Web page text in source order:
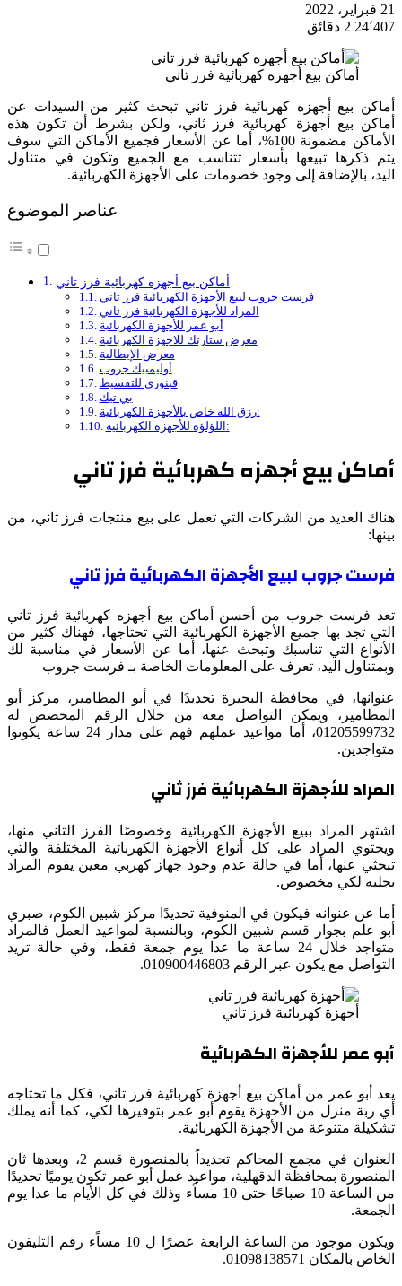
21 فبراير، 2022
24٬407 2 دقائق
أماكن بيع أجهزه كهربائية فرز تاني
أماكن بيع أجهزه كهربائية فرز تاني تبحث كثير من السيدات عن
أماكن بيع أجهزة كهربائية فرز ثاني، ولكن بشرط أن تكون هذه
الأماكن مضمونة 100%، أما عن الأسعار فجميع الأماكن التي سوف
يتم ذكرها تبيعها بأسعار تتناسب مع الجميع وتكون في متناول
اليد، بالإضافة إلى وجود خصومات على الأجهزة الكهربائية.
عناصر الموضوع
أماكن بيع أجهزه كهربائية فرز تاني
فرست جروب لبيع الأجهزة الكهربائية فرز تاني
المراد للأجهزة الكهربائية فرز ثاني
أبو عمر للأجهزة الكهربائية
معرض ستارتك للاجهزة الكهربائية
معرض الإيطالية
أوليمبيك جروب
قبنوري للتقسيط
بي تيك
رزق الله خاص بالأجهزة الكهربائية:
اللؤلؤة للأجهزة الكهربائية:
أماكن بيع أجهزه كهربائية فرز تاني
هناك العديد من الشركات التي تعمل على بيع منتجات فرز تاني، من
بينها:
فرست جروب لبيع الأجهزة الكهربائية فرز تاني
تعد فرست جروب من أحسن أماكن بيع أجهزه كهربائية فرز تاني
التي تجد بها جميع الأجهزة الكهربائية التي تحتاجها، فهناك كثير من
الأنواع التي تناسبك وتبحث عنها، أما عن الأسعار في مناسبة لك
وبمتناول اليد، تعرف على المعلومات الخاصة بـ فرست جروب
عنوانها، في محافظة البحيرة تحديدًا في أبو المطامير، مركز أبو
المطامير، ويمكن التواصل معه من خلال الرقم المخصص له
01205599732، أما مواعيد عملهم فهم على مدار 24 ساعة يكونوا
متواجدين.
المراد للأجهزة الكهربائية فرز ثاني
اشتهر المراد ببيع الأجهزة الكهربائية وخصوصًا الفرز الثاني منها،
ويحتوي المراد على كل أنواع الأجهزة الكهربائية المختلفة والتي
تبحثي عنها، أما في حالة عدم وجود جهاز كهربي معين يقوم المراد
بجلبه لكي مخصوص.
أما عن عنوانه فيكون في المنوفية تحديدًا مركز شبين الكوم، صبري
أبو علم بجوار قسم شبين الكوم، وبالنسبة لمواعيد العمل فالمراد
متواجد خلال 24 ساعة ما عدا يوم جمعة فقط، وفي حالة تريد
التواصل مع يكون عبر الرقم 010900446803.
أجهزة كهربائية فرز تاني
أبو عمر للأجهزة الكهربائية
يعد أبو عمر من أماكن بيع أجهزة كهربائية فرز تاني، فكل ما تحتاجه
أي ربة منزل من الأجهزة يقوم أبو عمر بتوفيرها لكي، كما أنه يملك
تشكيلة متنوعة من الأجهزة الكهربائية.
العنوان في مجمع المحاكم تحديداً بالمنصورة قسم 2، وبعدها ثان
المنصورة بمحافظة الدقهلية، مواعيد عمل أبو عمر تكون يوميًا تحديدًا
من الساعة 10 صباحًا حتى 10 مساًء وذلك في كل الأيام ما عدا يوم
الجمعة.
ويكون موجود من الساعة الرابعة عصرًا ل 10 مساًء رقم التليفون
الخاص بالمكان 01098138571.